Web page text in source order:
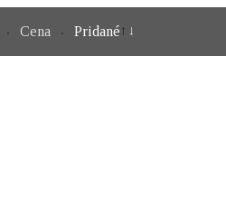
Cena Pridané